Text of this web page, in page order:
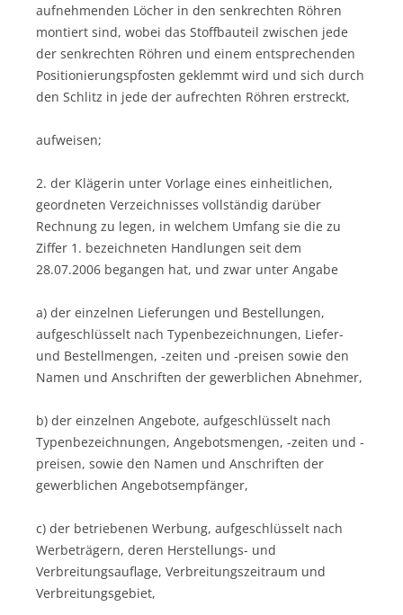
aufnehmenden Löcher in den senkrechten Röhren
montiert sind, wobei das Stoffbauteil zwischen jede
der senkrechten Röhren und einem entsprechenden
Positionierungspfosten geklemmt wird und sich durch
den Schlitz in jede der aufrechten Röhren erstreckt,
aufweisen;
2. der Klägerin unter Vorlage eines einheitlichen,
geordneten Verzeichnisses vollständig darüber
Rechnung zu legen, in welchem Umfang sie die zu
Ziffer 1. bezeichneten Handlungen seit dem
28.07.2006 begangen hat, und zwar unter Angabe
a) der einzelnen Lieferungen und Bestellungen,
aufgeschlüsselt nach Typenbezeichnungen, Liefer-
und Bestellmengen, -zeiten und -preisen sowie den
Namen und Anschriften der gewerblichen Abnehmer,
b) der einzelnen Angebote, aufgeschlüsselt nach
Typenbezeichnungen, Angebotsmengen, -zeiten und -
preisen, sowie den Namen und Anschriften der
gewerblichen Angebotsempfänger,
c) der betriebenen Werbung, aufgeschlüsselt nach
Werbeträgern, deren Herstellungs- und
Verbreitungsauflage, Verbreitungszeitraum und
Verbreitungsgebiet,